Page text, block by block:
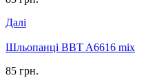
Далі
Шльопанці BBT A6616 mix
85 грн.